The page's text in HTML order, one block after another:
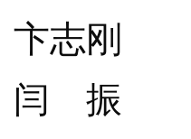
刚 国
振 国